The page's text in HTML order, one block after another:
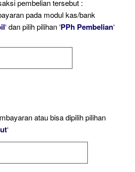
pembelian tersebut :
pada modul kas/bank
‘ dan pilih pilihan ‘PPh Pembelian‘
atau bisa dipilih pilihan
‘